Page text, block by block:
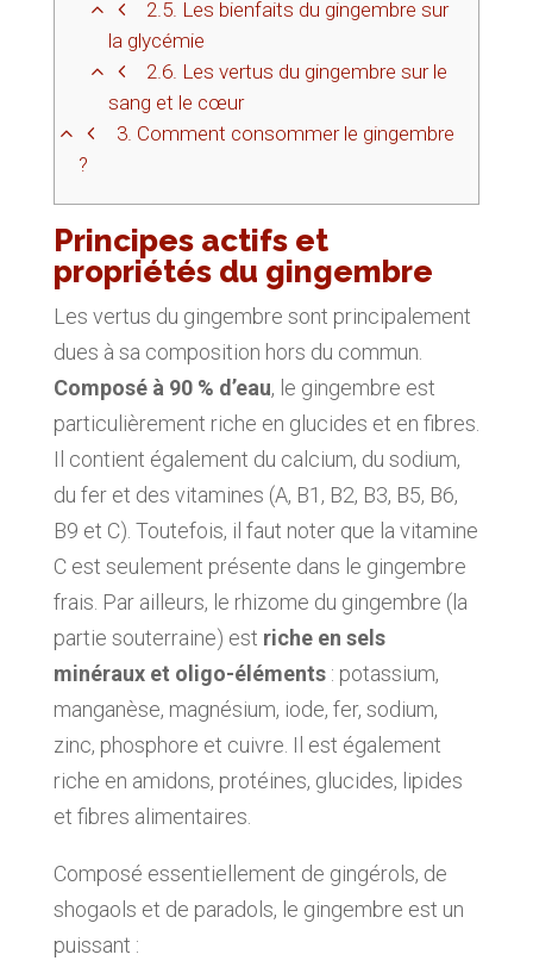
2.5. Les bienfaits du gingembre sur
la glycémie
2.6. Les vertus du gingembre sur le
sang et le cœur
3. Comment consommer le gingembre
?
Principes actifs et
propriétés du gingembre
Les vertus du gingembre sont principalement
dues à sa composition hors du commun.
Composé à 90 % d’eau, le gingembre est
particulièrement riche en glucides et en fibres.
Il contient également du calcium, du sodium,
du fer et des vitamines (A, B1, B2, B3, B5, B6,
B9 et C). Toutefois, il faut noter que la vitamine
C est seulement présente dans le gingembre
frais. Par ailleurs, le rhizome du gingembre (la
partie souterraine) est riche en sels
minéraux et oligo-éléments: potassium,
manganèse, magnésium, iode, fer, sodium,
zinc, phosphore et cuivre. Il est également
riche en amidons, protéines, glucides, lipides
et fibres alimentaires.
Composé essentiellement de gingérols, de
shogaols et de paradols, le gingembre est un
puissant :